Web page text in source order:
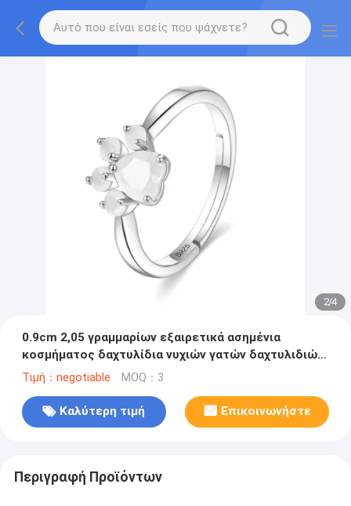
2/4
0.9cm 2,05 γραμμαρίων εξαιρετικά ασημένια
κοσμήματος δαχτυλίδια νυχιών γατών δαχτυλιδιών
10k χρυσά
Τιμή：negotiable MOQ：3
Καλύτερη τιμή Επικοινωνήστε
Περιγραφή Προϊόντων